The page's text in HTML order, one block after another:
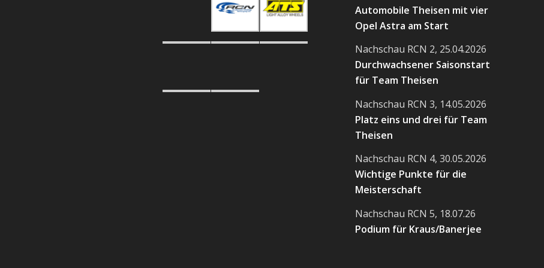
Automobile Theisen mit vier
Opel Astra am Start
Nachschau RCN 2, 25.04.2026
Durchwachsener Saisonstart
für Team Theisen
Nachschau RCN 3, 14.05.2026
Platz eins und drei für Team
Theisen
Nachschau RCN 4, 30.05.2026
Wichtige Punkte für die
Meisterschaft
Nachschau RCN 5, 18.07.26
Podium für Kraus/Banerjee